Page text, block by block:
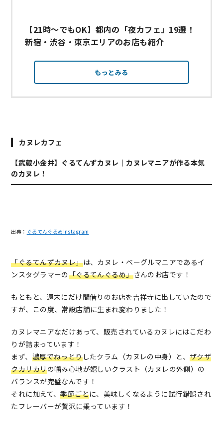
【21時～でもOK】都内の「夜カフェ」19選！
新宿・渋谷・東京エリアのお店も紹介
もっとみる
カヌレカフェ
【武蔵小金井】ぐるてんずカヌレ｜カヌレマニアが作る本気
のカヌレ！
出典： ぐるてんぐるめInstagram
「ぐるてんずカヌレ」は、カヌレ・ベーグルマニアであるイ
ンスタグラマーの「ぐるてんぐるめ」さんのお店です！
もともと、週末にだけ間借りのお店を吉祥寺に出していたので
すが、この度、常設店舗に生まれ変わりました！
カヌレマニアなだけあって、販売されているカヌレにはこだわ
りが詰まっています！
まず、 濃厚でねっとりしたクラム（カヌレの中身）と、 ザクザ
クカリカリの噛み心地が嬉しいクラスト（カヌレの外側）の
バランスが完璧なんです！
それに加えて、季節ごとに、美味しくなるように試行錯誤され
たフレーバーが贅沢に乗っています！